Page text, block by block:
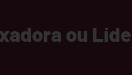
ou